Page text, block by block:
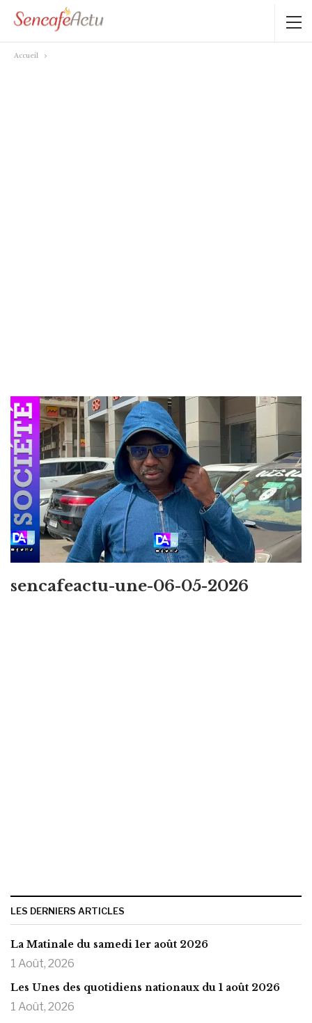
Accueil
sencafeactu-une-06-05-2026
LES DERNIERS ARTICLES
La Matinale du samedi 1er août 2026
1 Août, 2026
Les Unes des quotidiens nationaux du 1 août 2026
1 Août, 2026